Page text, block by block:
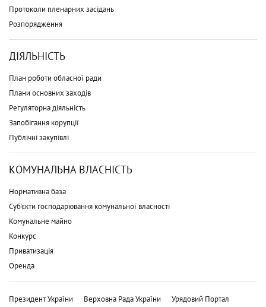
Протоколи пленарних засідань
Розпорядження
ДІЯЛЬНІСТЬ
План роботи обласної ради
Плани основних заходів
Регуляторна діяльність
Запобігання корупції
Публічні закупівлі
КОМУНАЛЬНА ВЛАСНІСТЬ
Нормативна база
Суб'єкти господарювання комунальної власності
Комунальне майно
Конкурс
Приватизація
Оренда
Президент України Верховна Рада України Урядовий Портал